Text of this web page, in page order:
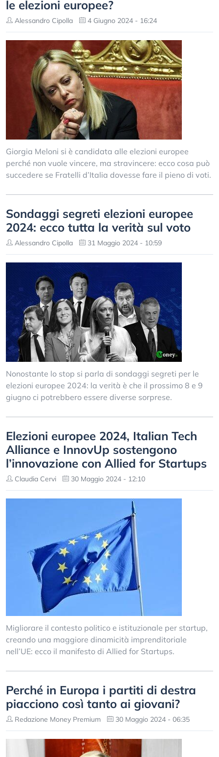
le elezioni europee?
Alessandro Cipolla 4 Giugno 2024 - 16:24
Giorgia Meloni si è candidata alle elezioni europee
perché non vuole vincere, ma stravincere: ecco cosa può
succedere se Fratelli d’Italia dovesse fare il pieno di voti.
Sondaggi segreti elezioni europee
2024: ecco tutta la verità sul voto
Alessandro Cipolla 31 Maggio 2024 - 10:59
Nonostante lo stop si parla di sondaggi segreti per le
elezioni europee 2024: la verità è che il prossimo 8 e 9
giugno ci potrebbero essere diverse sorprese.
Elezioni europee 2024, Italian Tech
Alliance e InnovUp sostengono
l’innovazione con Allied for Startups
Claudia Cervi 30 Maggio 2024 - 12:10
Migliorare il contesto politico e istituzionale per startup,
creando una maggiore dinamicità imprenditoriale
nell’UE: ecco il manifesto di Allied for Startups.
Perché in Europa i partiti di destra
piacciono così tanto ai giovani?
Redazione Money Premium 30 Maggio 2024 - 06:35